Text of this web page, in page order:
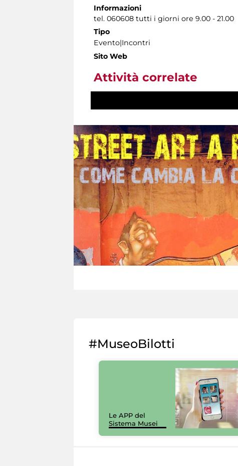
Informazioni
tel. 060608 tutti i giorni ore 9.00 - 21.00
Tipo
Evento|Incontri
Sito Web
Attività correlate
#MuseoBilotti
Le APP del
Sistema Musei